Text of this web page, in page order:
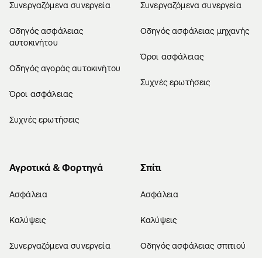
Συνεργαζόμενα συνεργεία
Οδηγός ασφάλειας
αυτοκινήτου
Οδηγός αγοράς αυτοκινήτου
Όροι ασφάλειας
Συχνές ερωτήσεις
Συνεργαζόμενα συνεργεία
Οδηγός ασφάλειας μηχανής
Όροι ασφάλειας
Συχνές ερωτήσεις
Αγροτικά & Φορτηγά
Ασφάλεια
Καλύψεις
Συνεργαζόμενα συνεργεία
Σπίτι
Ασφάλεια
Καλύψεις
Οδηγός ασφάλειας σπιτιού